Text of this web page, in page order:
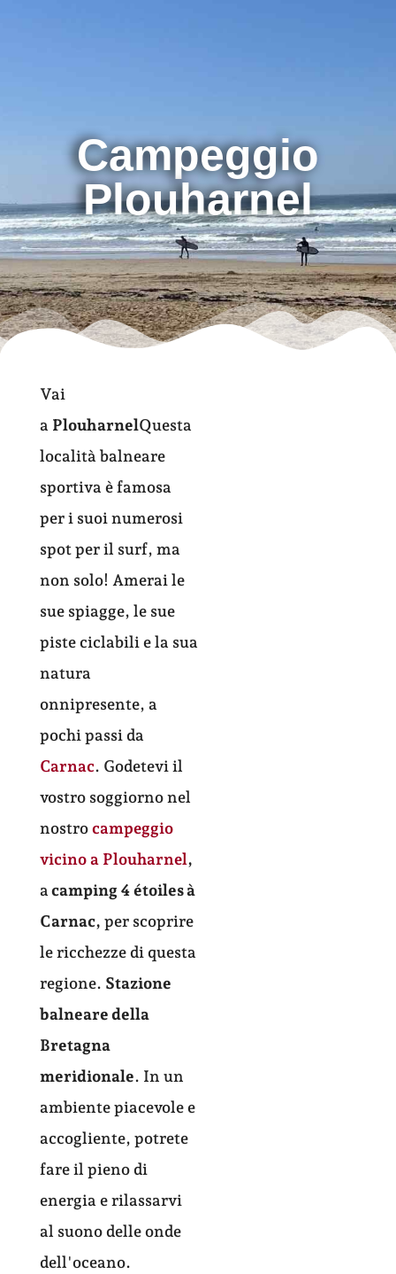
Campeggio
Plouharnel
Vai
a PlouharnelQuesta
località balneare
sportiva è famosa
per i suoi numerosi
spot per il surf, ma
non solo! Amerai le
sue spiagge, le sue
piste ciclabili e la sua
natura
onnipresente, a
pochi passi da
Carnac. Godetevi il
vostro soggiorno nel
nostrocampeggio
vicino a Plouharnel,
acamping 4 étoiles à
Carnac, per scoprire
le ricchezze di questa
regione. Stazione
balneare della
Bretagna
meridionale. In un
ambiente piacevole e
accogliente, potrete
fare il pieno di
energia e rilassarvi
al suono delle onde
dell'oceano.